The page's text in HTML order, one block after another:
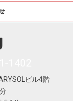
ビル4階